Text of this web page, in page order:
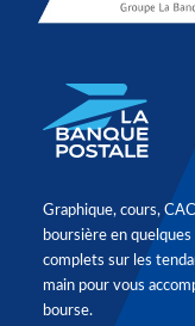
Graphique, cours,
boursière en
complets sur les
main pour vous
bourse.